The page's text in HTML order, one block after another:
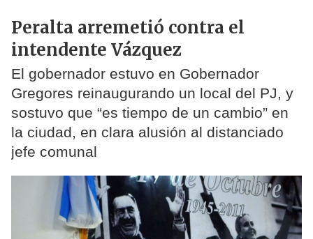
Peralta arremetió contra el
intendente Vázquez
El gobernador estuvo en Gobernador
Gregores reinaugurando un local del PJ, y
sostuvo que “es tiempo de un cambio” en
la ciudad, en clara alusión al distanciado
jefe comunal